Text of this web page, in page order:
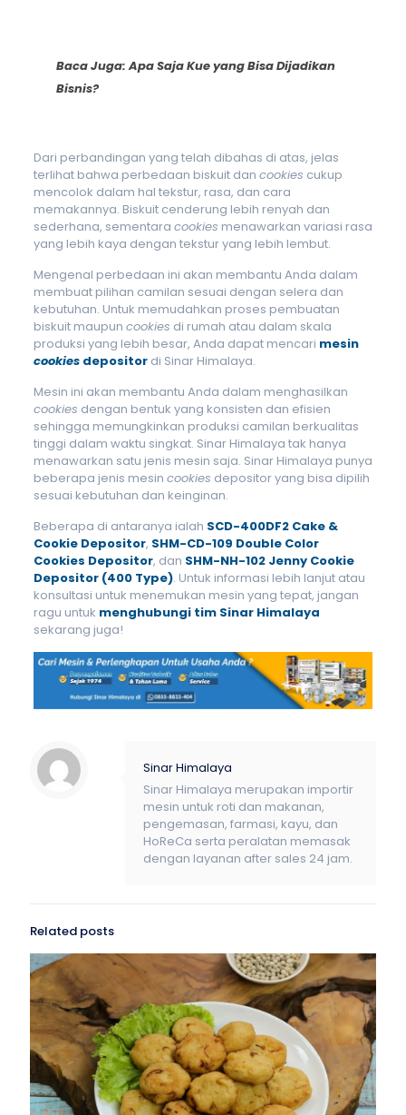
Baca Juga:Apa Saja Kue yang Bisa Dijadikan
Bisnis?
Dari perbandingan yang telah dibahas di atas, jelas
terlihat bahwa perbedaan biskuit dan cookies cukup
mencolok dalam hal tekstur, rasa, dan cara
memakannya. Biskuit cenderung lebih renyah dan
sederhana, sementara cookies menawarkan variasi rasa
yang lebih kaya dengan tekstur yang lebih lembut.
Mengenal perbedaan ini akan membantu Anda dalam
membuat pilihan camilan sesuai dengan selera dan
kebutuhan. Untuk memudahkan proses pembuatan
biskuit maupun cookies di rumah atau dalam skala
produksi yang lebih besar, Anda dapat mencari mesin
cookiesdepositordi Sinar Himalaya.
Mesin ini akan membantu Anda dalam menghasilkan
cookies dengan bentuk yang konsisten dan efisien
sehingga memungkinkan produksi camilan berkualitas
tinggi dalam waktu singkat. Sinar Himalaya tak hanya
menawarkan satu jenis mesin saja. Sinar Himalaya punya
beberapa jenis mesin cookies depositor yang bisa dipilih
sesuai kebutuhan dan keinginan.
Beberapa di antaranya ialah SCD-400DF2 Cake &
Cookie Depositor, SHM-CD-109 Double Color
Cookies Depositor, dan SHM-NH-102 Jenny Cookie
Depositor (400 Type). Untuk informasi lebih lanjut atau
konsultasi untuk menemukan mesin yang tepat, jangan
ragu untuk menghubungi tim Sinar Himalaya
sekarang juga!
Sinar Himalaya
Sinar Himalaya merupakan importir
mesin untuk roti dan makanan,
pengemasan, farmasi, kayu, dan
HoReCa serta peralatan memasak
dengan layanan after sales 24 jam.
Related posts